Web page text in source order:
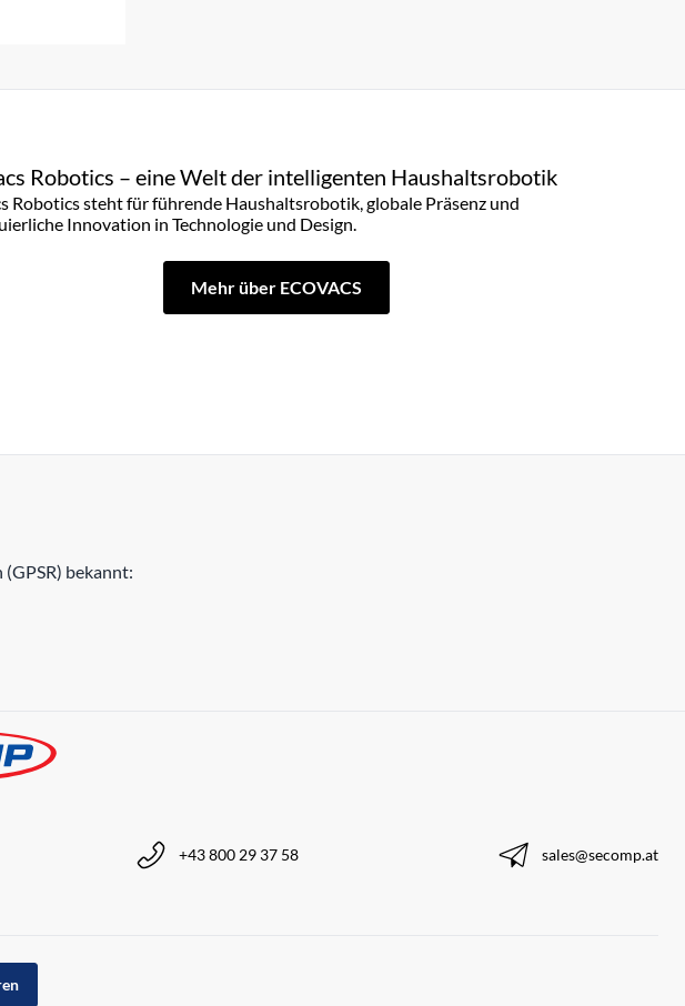
Robotics – eine Welt der intelligenten Haushaltsrobotik
Robotics steht für führende Haushaltsrobotik, globale Präsenz und
Innovation in Technologie und Design.
Mehr über ECOVACS
bekannt:
+43 800 29 37 58 sales@secomp.at